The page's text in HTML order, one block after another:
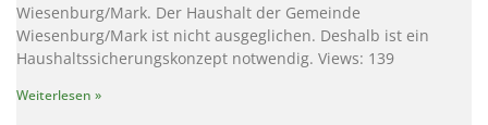
Wiesenburg/Mark. Der Haushalt der Gemeinde
Wiesenburg/Mark ist nicht ausgeglichen. Deshalb ist ein
Haushaltssicherungskonzept notwendig. Views: 139
Weiterlesen »